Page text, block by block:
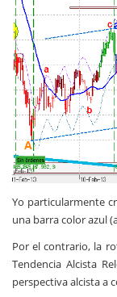
Yo particularmente
una barra color azul
Por el contrario, la
Tendencia Alcista
perspectiva alcista a